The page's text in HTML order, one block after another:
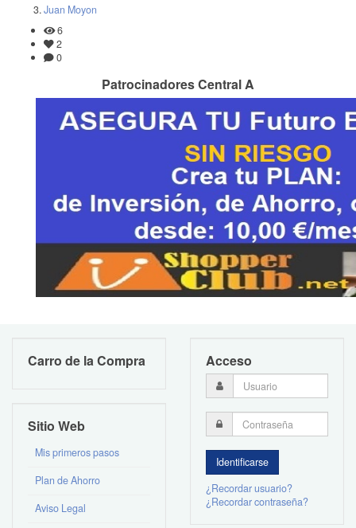
Juan Moyon
6
2
0
Patrocinadores Central A
Carro de la Compra
Sitio Web
Mis primeros pasos
Plan de Ahorro
Aviso Legal
Acceso
¿Recordar usuario?
¿Recordar contraseña?